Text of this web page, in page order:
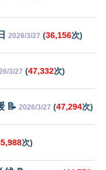
2026/3/27 (36,156次)
3/27 (47,332次)
📝 2026/3/27 (47,294次)
次)